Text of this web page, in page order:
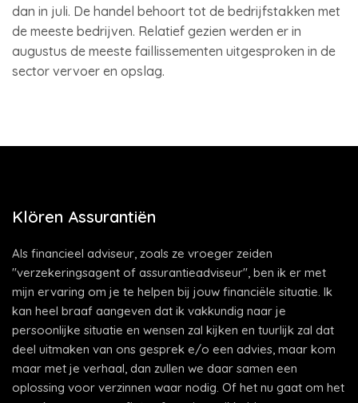
dan in juli. De handel behoort tot de bedrijfstakken met
de meeste bedrijven. Relatief gezien werden er in
augustus de meeste faillissementen uitgesproken in de
sector vervoer en opslag.
Klören Assurantiën
Als financieel adviseur, zoals ze vroeger zeiden
"verzekeringsagent of assurantieadviseur", ben ik er met
mijn ervaring om je te helpen bij jouw financiële situatie. Ik
kan heel braaf aangeven dat ik vakkundig naar je
persoonlijke situatie en wensen zal kijken en tuurlijk zal dat
deel uitmaken van ons gesprek e/o een advies, maar kom
maar met je verhaal, dan zullen we daar samen een
oplossing voor verzinnen waar nodig. Of het nu gaat om het